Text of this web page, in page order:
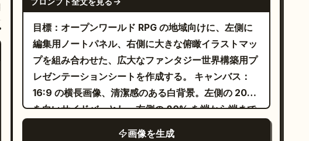
イライトドットを含む）、8) 右上に配置されたスパ
イラルデスクカレンダー（小さなダークな四角形のグ
リッドと 1 つのゴールドのハイライトされた日付）、
9) ゴールドのカーソル矢印が付いた円形のマウスボ
タンアイコン、10) 右端にあるブルーとホワイトのフ
追加詳細：下部中央付近に斜めに置かれたゴールドの
プなエッジ、余白を活かした構成。高さ、幅、奥行き
を示す繊細な寸法線を追加してください。立方体の上
空または床面に、巨大な数値を 1 つ配置してくださ
い。キャプションには、凝縮した対象、指標、期間、
およびソースとなった年を記載してください。コンセ
プト：不可能な量を 1 つの静かなブロックに変えるこ
とで、測定可能なものとして感じさせること。
目標：オープンワールド RPG の地域向けに、左側に
編集用ノートパネル、右側に大きな俯瞰イラストマッ
プを組み合わせた、広大なファンタジー世界構築用プ
レゼンテーションシートを作成する。 キャンバス：
16:9 の横長画像、清潔感のある白背景。左側の 20%
を白いサイドバーとし、右側の 80% を端から端まで
画像を生成